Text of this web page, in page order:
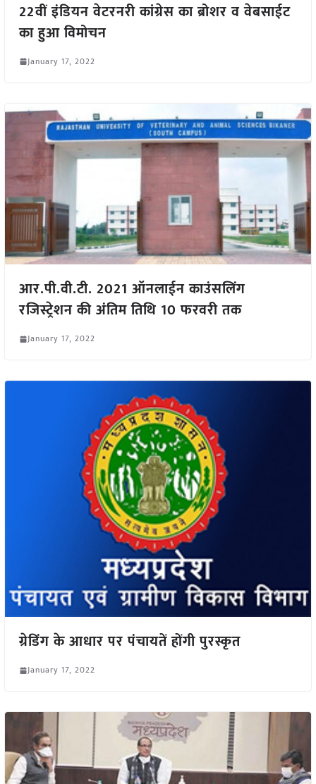
22वीं इंडियन वेटरनरी कांग्रेस का ब्रोशर व वेबसाईट
का हुआ विमोचन
January 17, 2022
आर.पी.वी.टी. 2021 ऑनलाईन काउंसलिंग
रजिस्ट्रेशन की अंतिम तिथि 10 फरवरी तक
January 17, 2022
ग्रेडिंग के आधार पर पंचायतें होंगी पुरस्कृत
January 17, 2022